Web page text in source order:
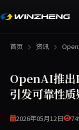
首页 资讯
OpenAI推出
引发可靠性
2026年05月12日